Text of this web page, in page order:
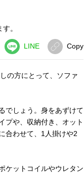
。
LINE Copy
の方にとって、ソファ
でしょう。身をあずけて
プや、収納付き、オット
合わせて、1人掛けや2
ケットコイルやウレタン